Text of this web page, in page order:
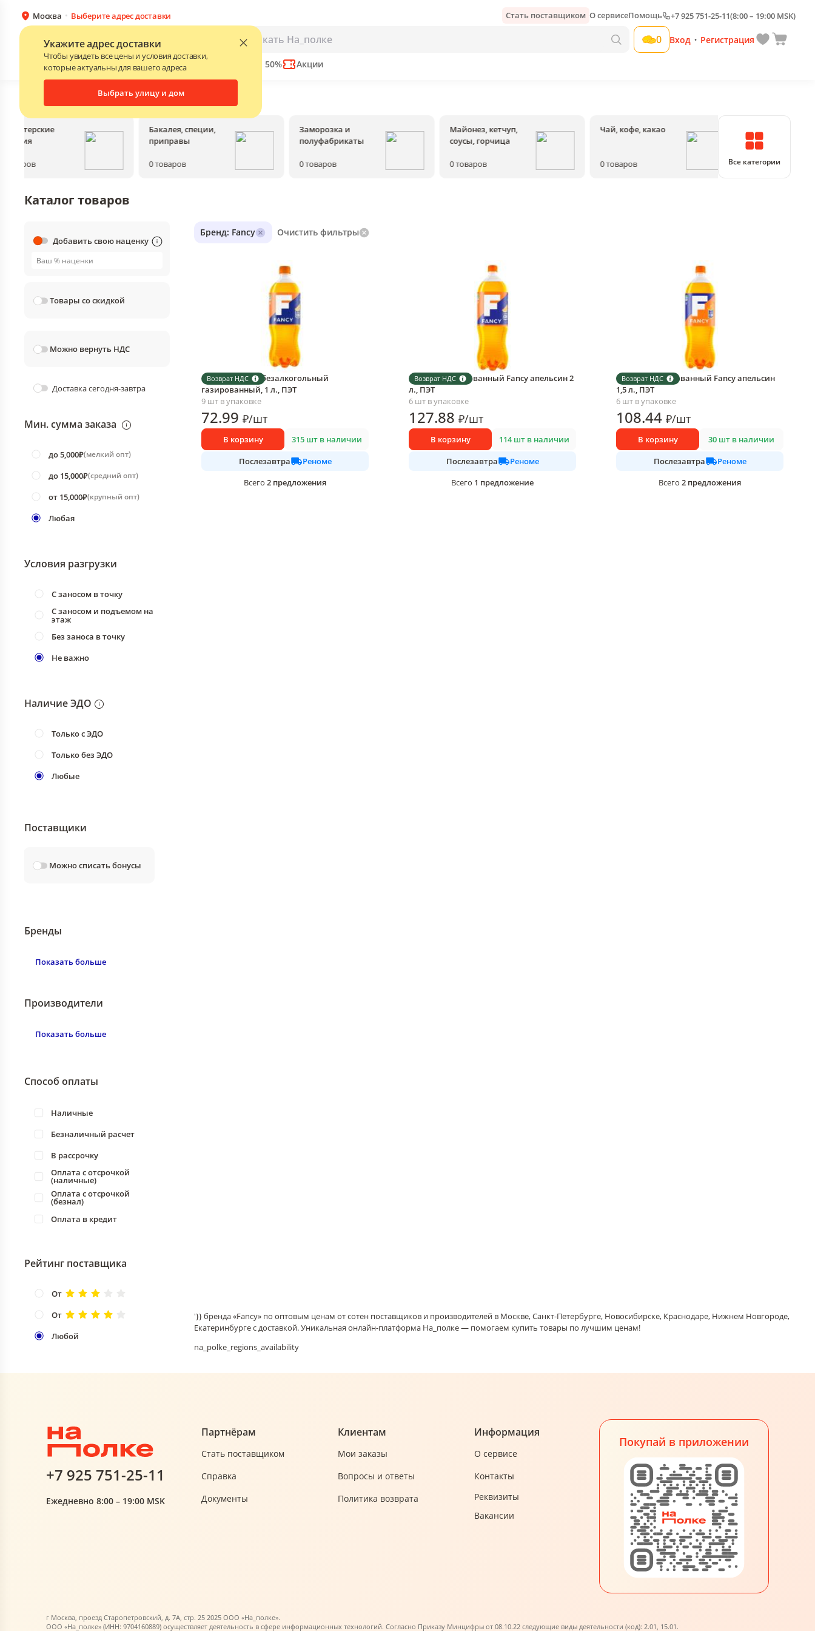
Москва Выберите адрес доставки
Укажите адрес доставки
Чтобы увидеть все цены и условия доставки,
которые актуальны для вашего адреса
Выбрать улицу и дом
Стать поставщиком О сервисеПомощь +7 925 751-25-11(8:00 – 19:00 MSK)
Каталог 0 Вход • Регистрация
БрендыПрайс-листы поставщиков Скидки до 50% Акции
Каталог
товаров
Бакалея, специи,
приправы
0товаров
Заморозка и
полуфабрикаты
0товаров
Майонез, кетчуп,
соусы, горчица
0товаров
Чай, кофе, какао
0товаров
Соки, воды,
0товаров
Все категории
Каталог товаров
Добавить свою наценку
Товары со скидкой
Можно вернуть НДС
Доставка сегодня-завтра
Мин. сумма заказа
до 5,000₽(мелкий опт)
до 15,000₽(средний опт)
от 15,000₽(крупный опт)
Любая
Условия разгрузки
С заносом в точку
С заносом и подъемом на
этаж
Без заноса в точку
Не важно
Наличие ЭДО
Только с ЭДО
Только без ЭДО
Любые
Поставщики
Можно списать бонусы
Бренды
Показать больше
Производители
Показать больше
Способ оплаты
Наличные
Безналичный расчет
В рассрочку
Оплата с отсрочкой
(наличные)
Оплата с отсрочкой
(безнал)
Оплата в кредит
Рейтинг поставщика
От
От
Любой
Бренд: Fancy Очистить фильтры
Возврат НДС
Напиток Fancy безалкогольный
газированный, 1 л., ПЭТ
9 шт в упаковке
72.99 ₽/шт
В корзину 315 шт в наличии
Послезавтра
Реноме
Всего 2 предложения
Возврат НДС
Напиток газированный Fancy апельсин 2
л., ПЭТ
6 шт в упаковке
127.88 ₽/шт
В корзину 114 шт в наличии
Послезавтра
Реноме
Всего 1 предложение
Возврат НДС
Напиток газированный Fancy апельсин
1,5 л., ПЭТ
6 шт в упаковке
108.44 ₽/шт
В корзину 30 шт в наличии
Послезавтра
Реноме
Всего 2 предложения
'}} бренда «Fancy» по оптовым ценам от сотен поставщиков и производителей в Москве, Санкт-Петербурге, Новосибирске, Краснодаре, Нижнем Новгороде,
Екатеринбурге с доставкой. Уникальная онлайн-платформа На_полке — помогаем купить товары по лучшим ценам!
na_polke_regions_availability
+7 925 751-25-11
Ежедневно 8:00 – 19:00 MSK
Партнёрам
Стать поставщиком
Справка
Документы
Клиентам
Мои заказы
Вопросы и ответы
Политика возврата
Информация
О сервисе
Контакты
Реквизиты
Вакансии
Покупай в приложении
г Москва, проезд Старопетровский, д. 7А, стр. 25 2025 ООО «На_полке».
ООО «На_полке» (ИНН: 9704160889) осуществляет деятельность в сфере информационных технологий. Согласно Приказу Минцифры от 08.10.22 следующие виды деятельности (код): 2.01, 15.01.